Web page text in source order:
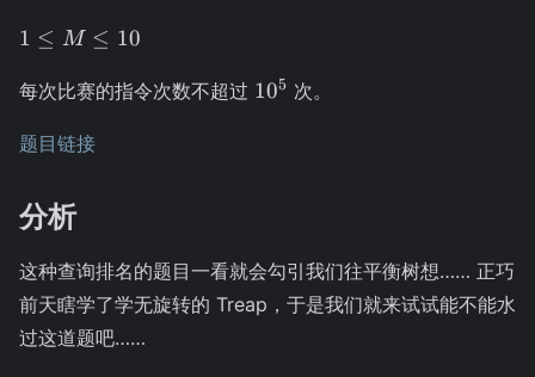
\le
1
M
10
1 ≤ M ≤ 10
每次比赛的指令次数不超过 10^5
105 次。
题目链接
分析
这种查询排名的题目一看就会勾引我们往平衡树想…… 正巧
前天瞎学了学无旋转的 Treap，于是我们就来试试能不能水
过这道题吧……